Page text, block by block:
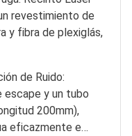
revestimiento de
y fibra de plexiglás,
de Ruido:
escape y un tubo
200mm),
eficazmente e…